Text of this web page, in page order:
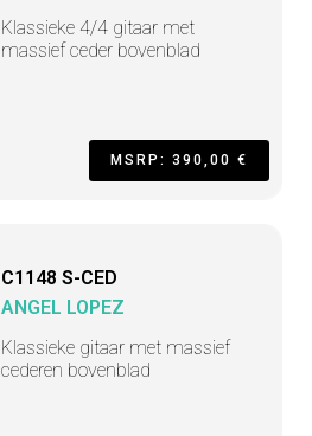
Klassieke 4/4 gitaar met
massief ceder bovenblad
MSRP: 390,00 €
C1148 S-CED
ANGEL LOPEZ
Klassieke gitaar met massief
cederen bovenblad